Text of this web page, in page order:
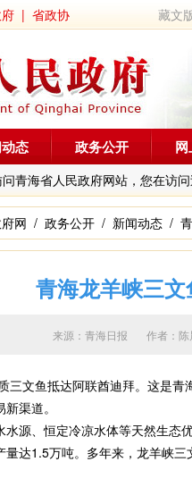
| 省政协 藏文
青海省人民政府网站，您在访
态 政务公开
网 / 政务公开 / 新闻动态 /
青海龙羊峡三
来源：青海日报 作者： 陈
文鱼抵达阿联酋迪拜。这是青
渠道。
、恒定冷凉水体等天然生态
达1.5万吨。多年来，龙羊峡